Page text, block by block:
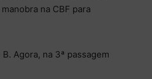
na CBF para
Agora, na 3ª passagem